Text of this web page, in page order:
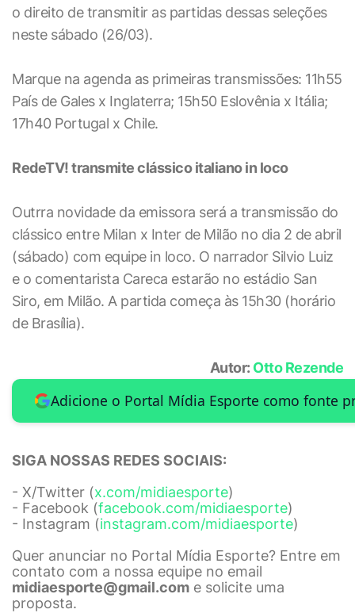
o direito de transmitir as partidas dessas seleções
neste sábado (26/03).
Marque na agenda as primeiras transmissões: 11h55
País de Gales x Inglaterra; 15h50 Eslovênia x Itália;
17h40 Portugal x Chile.
RedeTV! transmite clássico italiano in loco
Outrra novidade da emissora será a transmissão do
clássico entre Milan x Inter de Milão no dia 2 de abril
(sábado) com equipe in loco. O narrador Silvio Luiz
e o comentarista Careca estarão no estádio San
Siro, em Milão. A partida começa às 15h30 (horário
de Brasília).
Autor: Otto Rezende
Adicione o Portal Mídia Esporte como fonte
SIGA NOSSAS REDES SOCIAIS:
- X/Twitter (x.com/midiaesporte)
- Facebook (facebook.com/midiaesporte)
- Instagram (instagram.com/midiaesporte)
Quer anunciar no Portal Mídia Esporte? Entre em
contato com a nossa equipe no email
midiaesporte@gmail.com e solicite uma
proposta.